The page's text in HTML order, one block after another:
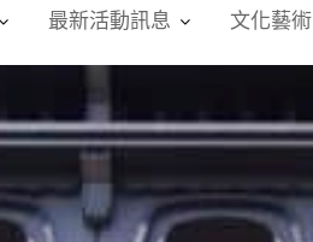
最新活動訊息 文化藝術